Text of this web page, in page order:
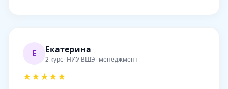
Е Екатерина
2 курс · НИУ ВШЭ · менеджмент
★★★★★